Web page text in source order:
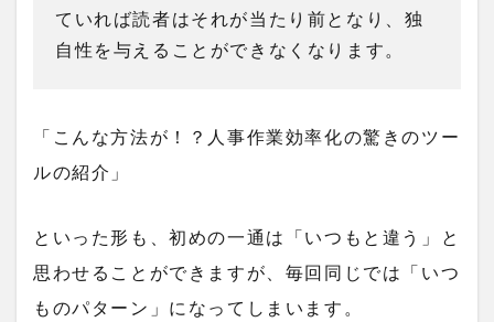
ていれば読者はそれが当たり前となり、独
自性を与えることができなくなります。
「こんな方法が！？人事作業効率化の驚きのツー
ルの紹介」
といった形も、初めの一通は「いつもと違う」と
思わせることができますが、毎回同じでは「いつ
ものパターン」になってしまいます。